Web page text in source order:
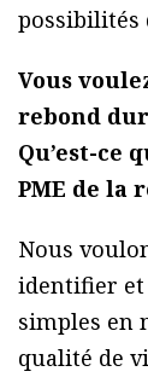
possibilités
Vous
rebond
Qu’est-ce
PME de la
Nous
identifier et
simples en
qualité de